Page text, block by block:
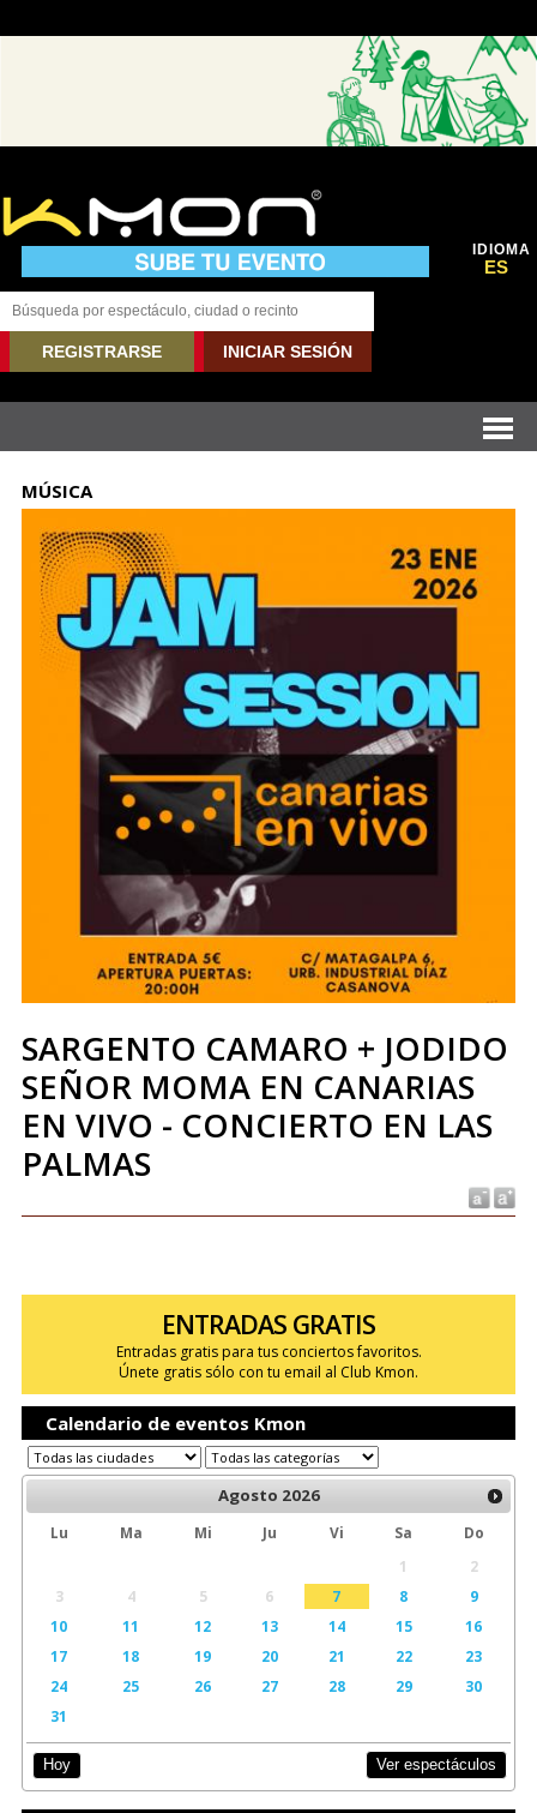
IDIOMA
ES
REGISTRARSE INICIAR SESIÓN
MÚSICA
SARGENTO CAMARO + JODIDO
SEÑOR MOMA EN CANARIAS
EN VIVO - CONCIERTO EN LAS
PALMAS
ENTRADAS GRATIS
Entradas gratis para tus conciertos favoritos.
Únete gratis sólo con tu email al Club Kmon.
Calendario de eventos Kmon
Agosto 2026
Lu Ma Mi Ju Vi Sa
Do
1
2
3
4 5 6 7 8
9
10
11 12 13 14 15
16
17
18 19 20 21 22
23
24
25 26 27 28 29
30
31
Hoy Ver espectáculos